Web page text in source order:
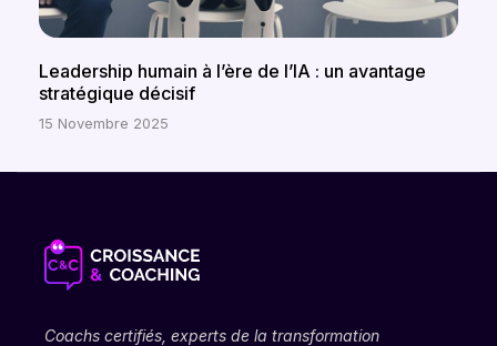
Leadership humain à l’ère de l’IA : un avantage
stratégique décisif
15 Novembre 2025
Coachs certifiés, experts de la transformation